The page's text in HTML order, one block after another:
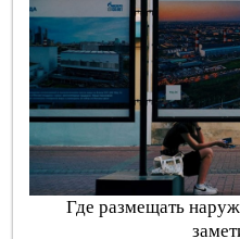
Где размещать